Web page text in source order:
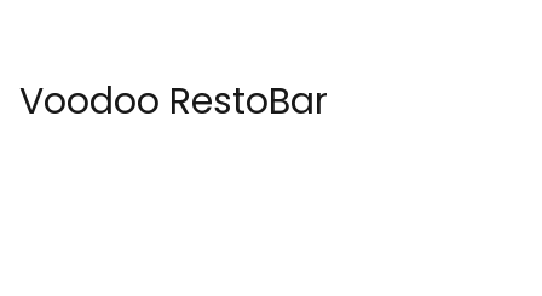
Voodoo RestoBar